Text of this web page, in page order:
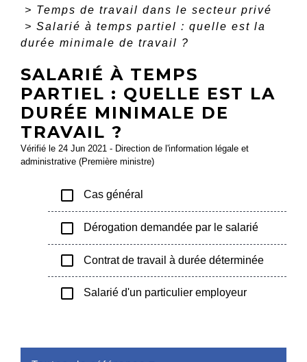
> Temps de travail dans le secteur privé
> Salarié à temps partiel : quelle est la
durée minimale de travail ?
SALARIÉ À TEMPS
PARTIEL : QUELLE EST LA
DURÉE MINIMALE DE
TRAVAIL ?
Vérifié le 24 Jun 2021 - Direction de l'information légale et
administrative (Première ministre)
check_box_outline_blank Cas général
check_box_outline_blank Dérogation demandée par le salarié
check_box_outline_blank Contrat de travail à durée déterminée
check_box_outline_blank Salarié d'un particulier employeur